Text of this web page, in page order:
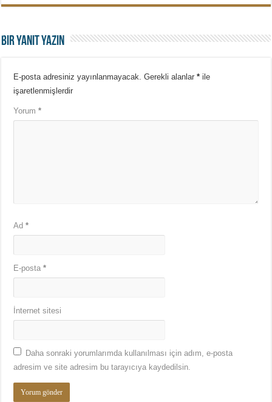
Bir yanıt yazın
E-posta adresiniz yayınlanmayacak. Gerekli alanlar* ile
işaretlenmişlerdir
Yorum*
Ad*
E-posta*
İnternet sitesi
Daha sonraki yorumlarımda kullanılması için adım, e-posta
adresim ve site adresim bu tarayıcıya kaydedilsin.